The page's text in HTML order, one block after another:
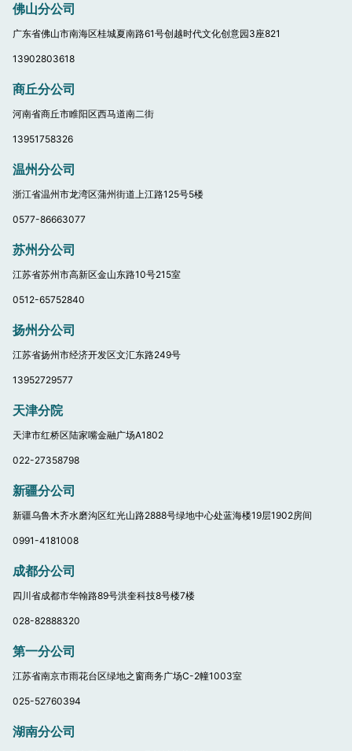
佛山分公司
广东省佛山市南海区桂城夏南路61号创越时代文化创意园3座821
13902803618
商丘分公司
河南省商丘市睢阳区西马道南二街
13951758326
温州分公司
浙江省温州市龙湾区蒲州街道上江路125号5楼
0577-86663077
苏州分公司
江苏省苏州市高新区金山东路10号215室
0512-65752840
扬州分公司
江苏省扬州市经济开发区文汇东路249号
13952729577
天津分院
天津市红桥区陆家嘴金融广场A1802
022-27358798
新疆分公司
新疆乌鲁木齐水磨沟区红光山路2888号绿地中心处蓝海楼19层1902房间
0991-4181008
成都分公司
四川省成都市华翰路89号洪奎科技8号楼7楼
028-82888320
第一分公司
江苏省南京市雨花台区绿地之窗商务广场C-2幢1003室
025-52760394
湖南分公司